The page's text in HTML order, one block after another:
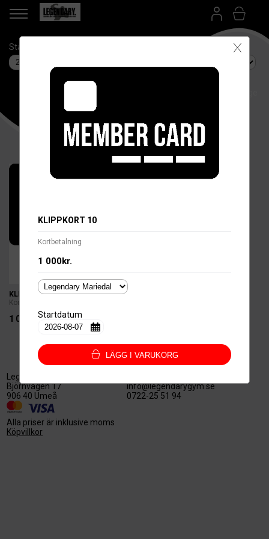
Startdatum
KLIPPKORT 10
Kortbetalning
1 000kr.
X
KLIPPKORT 10
Kortbetalning
1 000kr.
Startdatum
LÄGG I VARUKORG
Legendary Nord AB
Björnvägen 17
906 40 Umeå
info@legendarygym.se
0722-25 51 94
Alla priser är inklusive moms
Köpvillkor